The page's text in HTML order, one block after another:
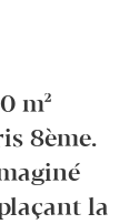
m²
8ème.
la